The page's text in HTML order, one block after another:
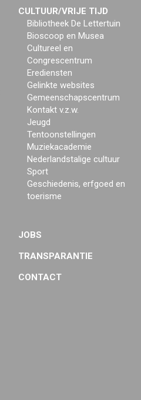
CULTUUR/VRIJE TIJD
Bibliotheek De Lettertuin
Bioscoop en Musea
Cultureel en
Congrescentrum
Erediensten
Gelinkte websites
Gemeenschapscentrum
Kontakt v.z.w.
Jeugd
Tentoonstellingen
Muziekacademie
Nederlandstalige cultuur
Sport
Geschiedenis, erfgoed en
toerisme
JOBS
TRANSPARANTIE
CONTACT